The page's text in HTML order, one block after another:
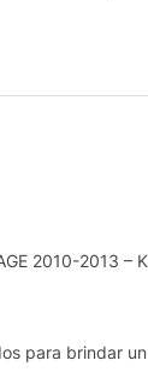
2010-2013 –
para brindar